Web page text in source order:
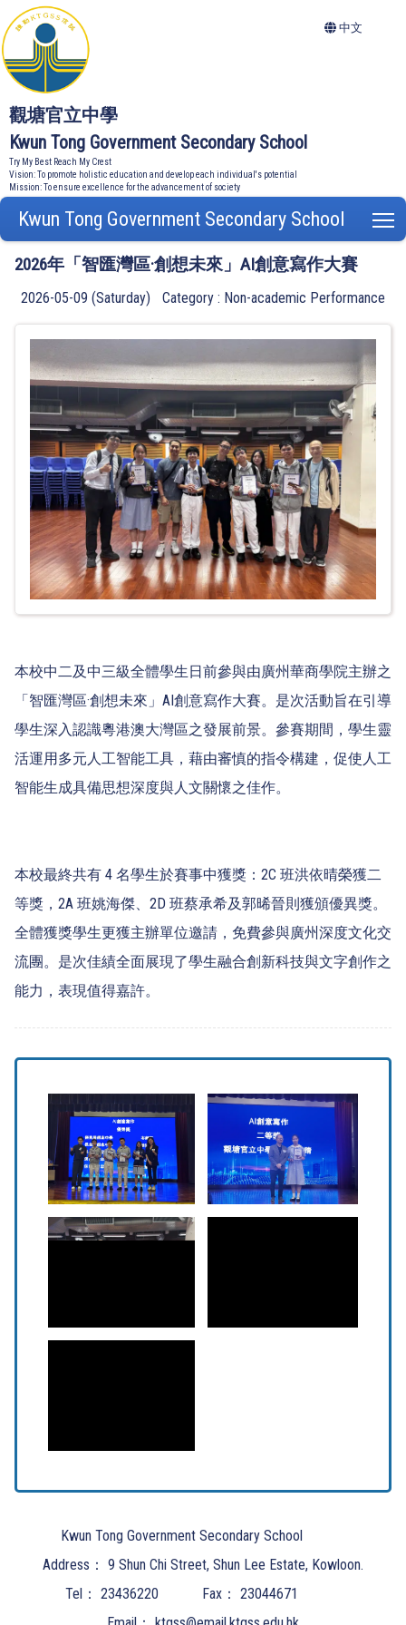
觀塘官立中學
Kwun Tong Government Secondary School
Try My Best Reach My Crest
Vision: To promote holistic education and develop each individual's potential
Mission: To ensure excellence for the advancement of society
中文
Kwun Tong Government Secondary School
2026年「智匯灣區·創想未來」AI創意寫作大賽
2026-05-09 (Saturday) Category : Non-academic Performance
本校中二及中三級全體學生日前參與由廣州華商學院主辦之
「智匯灣區·創想未來」AI創意寫作大賽。是次活動旨在引導
學生深入認識粵港澳大灣區之發展前景。參賽期間，學生靈
活運用多元人工智能工具，藉由審慎的指令構建，促使人工
智能生成具備思想深度與人文關懷之佳作。
本校最終共有 4 名學生於賽事中獲獎：2C 班洪依晴榮獲二
等獎，2A 班姚海傑、2D 班蔡承希及郭晞晉則獲頒優異獎。
全體獲獎學生更獲主辦單位邀請，免費參與廣州深度文化交
流團。是次佳績全面展現了學生融合創新科技與文字創作之
能力，表現值得嘉許。
Kwun Tong Government Secondary School
Address： 9 Shun Chi Street, Shun Lee Estate, Kowloon.
Tel： 23436220 Fax： 23044671